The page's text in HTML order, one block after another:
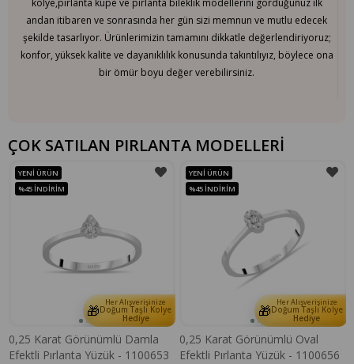
kolye,pırlanta küpe ve pırlanta bileklik modellerini gördüğünüz ilk
andan itibaren ve sonrasında her gün sizi memnun ve mutlu edecek
şekilde tasarlıyor. Ürünlerimizin tamamını dikkatle değerlendiriyoruz;
konfor, yüksek kalite ve dayanıklılık konusunda takıntılıyız, böylece ona
bir ömür boyu değer verebilirsiniz.
ÇOK SATILAN PIRLANTA MODELLERİ
🎁 Her Alışverişinize
Doğum Taşlı Kolye
Hediye
0,25 Karat Görünümlü Damla
Efektli Pırlanta Yüzük - 1100653
YENI ÜRÜN
%45 İNDIRIM
🎁 Her Alışverişinize
Doğum Taşlı Kolye
Hediye
0,25 Karat Görünümlü Oval
Efektli Pırlanta Yüzük - 1100656
YENI ÜRÜN
%45 İNDIRIM